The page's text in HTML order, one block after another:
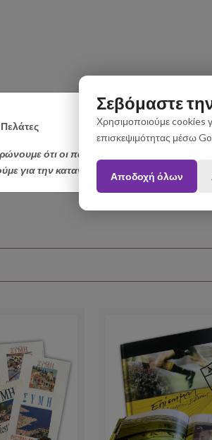
ότι οι παραγγελίες που θα
για την κατανόηση.
Σεβόμαστε
Χρησιμοποιούμε cookies
επισκεψιμότητας μέσω
Αποδοχή όλων